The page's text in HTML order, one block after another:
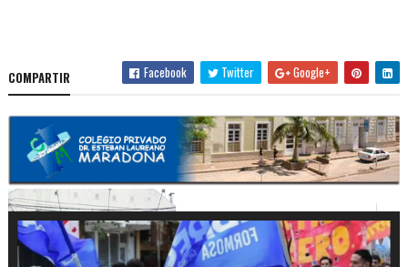
COMPARTIR Facebook Twitter Google+